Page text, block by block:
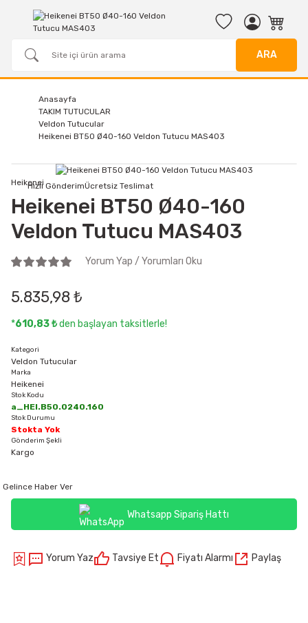
ARA
Anasayfa
TAKIM TUTUCULAR
Veldon Tutucular
Heikenei BT50 Ø40-160 Veldon Tutucu MAS403
Hızlı GönderimÜcretsiz Teslimat
Heikenei
Heikenei BT50 Ø40-160
Veldon Tutucu MAS403
Yorum Yap / Yorumları Oku
5.835,98 ₺
*610,83 ₺den başlayan taksitlerle!
Kategori
Veldon Tutucular
Marka
Heikenei
Stok Kodu
a_HEI.B50.0240.160
Stok Durumu
Stokta Yok
Gönderim Şekli
Kargo
Gelince Haber Ver
Whatsapp Sipariş Hattı
Yorum Yaz Tavsiye Et Fiyatı Alarmı Paylaş